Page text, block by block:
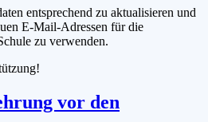
entsprechend zu aktualisieren und
E-Mail-Adressen für die
zu verwenden.
vor den